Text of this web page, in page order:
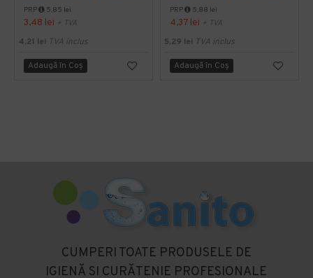
PRP 5,85 lei
3,48 lei + TVA
4,21 lei TVA inclus
Adaugă în Coş
PRP 5,88 lei
4,37 lei + TVA
5,29 lei TVA inclus
Adaugă în Coş
CUMPERI TOATE PRODUSELE DE
IGIENĂ SI CURĂTENIE PROFESIONALE